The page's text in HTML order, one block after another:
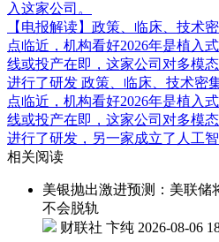
入这家公司。
【电报解读】政策、临床、技术
点临近，机构看好2026年是植入
线或投产在即，这家公司对多模
进行了研发 政策、临床、技术密
点临近，机构看好2026年是植入
线或投产在即，这家公司对多模
进行了研发，另一家成立了人工
相关阅读
美银抛出激进预测：美联储
不会脱轨
财联社 卞纯 2026-08-06